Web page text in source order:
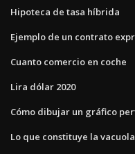
Hipoteca de tasa híbrida
Ejemplo de un contrato
Cuanto comercio en coche
Lira dólar 2020
Cómo dibujar un gráfico
Lo que constituye la